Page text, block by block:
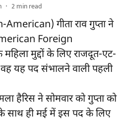
2min read
गीता राव गुप्ता ने
Foreign
मुद्दों के लिए राजदूत-एट-
यह पद संभालने वाली पहली
हैरिस ने सोमवार को गुप्‍ता को
साथ ही मई में इस पद के लिए